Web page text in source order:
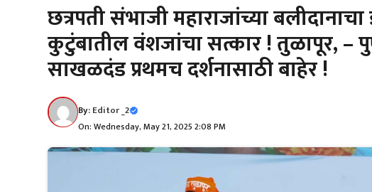
छत्रपती संभाजी महाराजांच्या
कुटुंबातील वंशजांचा सत्कार ! तुळापूर, –
साखळदंड प्रथमच दर्शनासाठी बाहेर !
By:Editor _2
On: Wednesday, May 21, 2025 2:08 PM